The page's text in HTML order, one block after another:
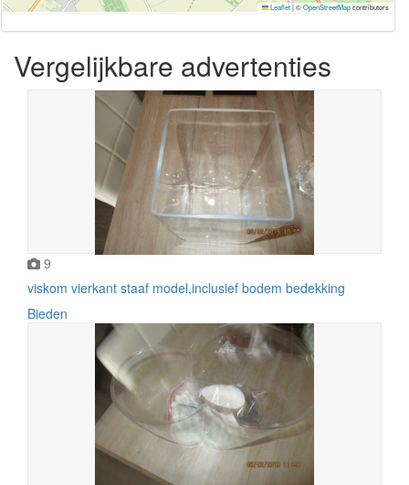
Leaflet|©OpenStreetMapcontributors
Vergelijkbare advertenties
9
viskom vierkant staaf model,inclusief bodem bedekking
Bieden